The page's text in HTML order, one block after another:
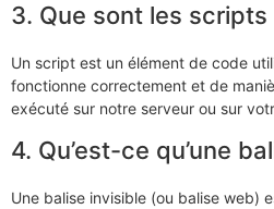
3. Que sont les scripts
Un script est un élément de code
fonctionne correctement et de
exécuté sur notre serveur ou sur
4. Qu’est-ce qu’une
Une balise invisible (ou balise web)